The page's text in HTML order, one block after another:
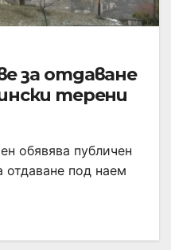
за отдаване
терени
обявява публичен
отдаване под наем